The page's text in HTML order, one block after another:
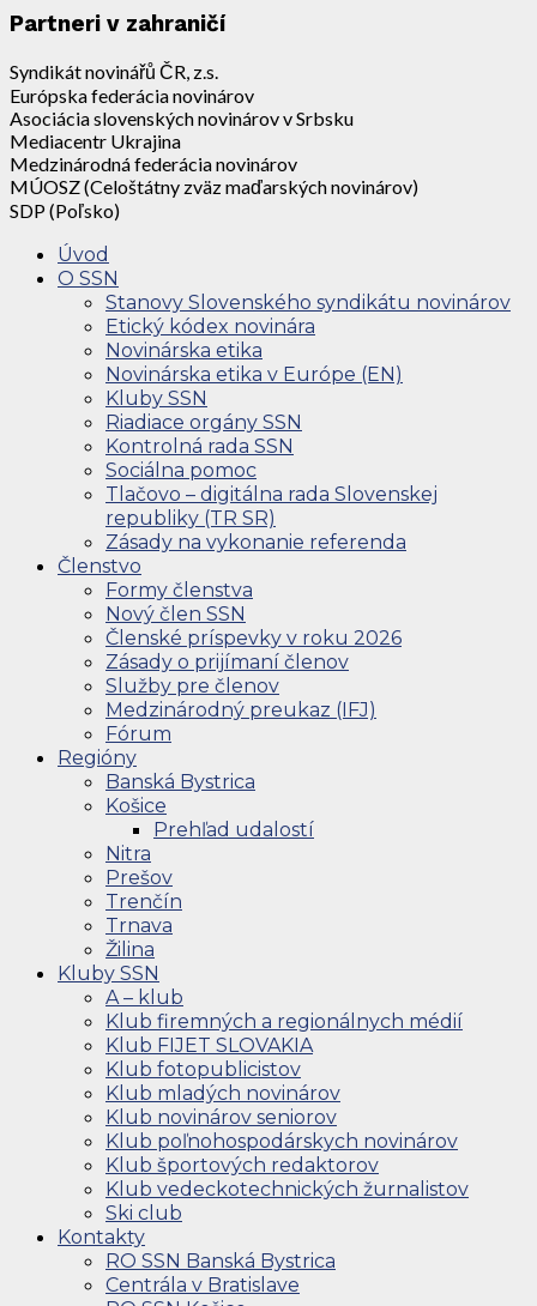
Partneri v zahraničí
Syndikát novinářů ČR, z.s.
Európska federácia novinárov
Asociácia slovenských novinárov v Srbsku
Mediacentr Ukrajina
Medzinárodná federácia novinárov
MÚOSZ (Celoštátny zväz maďarských novinárov)
SDP (Poľsko)
Úvod
O SSN
Stanovy Slovenského syndikátu novinárov
Etický kódex novinára
Novinárska etika
Novinárska etika v Európe (EN)
Kluby SSN
Riadiace orgány SSN
Kontrolná rada SSN
Sociálna pomoc
Tlačovo – digitálna rada Slovenskej
republiky (TR SR)
Zásady na vykonanie referenda
Členstvo
Formy členstva
Nový člen SSN
Členské príspevky v roku 2026
Zásady o prijímaní členov
Služby pre členov
Medzinárodný preukaz (IFJ)
Fórum
Regióny
Banská Bystrica
Košice
Prehľad udalostí
Nitra
Prešov
Trenčín
Trnava
Žilina
Kluby SSN
A – klub
Klub firemných a regionálnych médií
Klub FIJET SLOVAKIA
Klub fotopublicistov
Klub mladých novinárov
Klub novinárov seniorov
Klub poľnohospodárskych novinárov
Klub športových redaktorov
Klub vedeckotechnických žurnalistov
Ski club
Kontakty
RO SSN Banská Bystrica
Centrála v Bratislave